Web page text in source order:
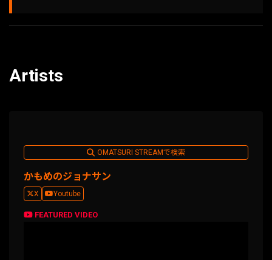
Artists
OMATSURI STREAMで検索
かもめのジョナサン
X Youtube
FEATURED VIDEO